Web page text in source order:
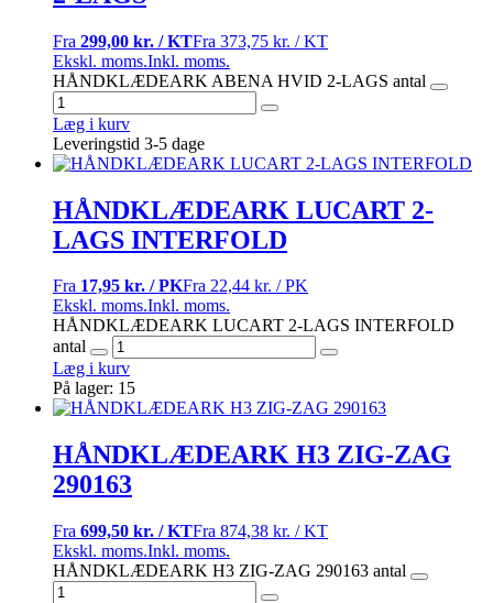
Fra 299,00 kr. / KTFra 373,75 kr. / KT
Ekskl. moms.Inkl. moms.
HÅNDKLÆDEARK ABENA HVID 2-LAGS antal
Læg i kurv
Leveringstid 3-5 dage
HÅNDKLÆDEARK LUCART 2-
LAGS INTERFOLD
Fra 17,95 kr. / PKFra 22,44 kr. / PK
Ekskl. moms.Inkl. moms.
HÅNDKLÆDEARK LUCART 2-LAGS INTERFOLD
antal
Læg i kurv
På lager: 15
HÅNDKLÆDEARK H3 ZIG-ZAG
290163
Fra 699,50 kr. / KTFra 874,38 kr. / KT
Ekskl. moms.Inkl. moms.
HÅNDKLÆDEARK H3 ZIG-ZAG 290163 antal